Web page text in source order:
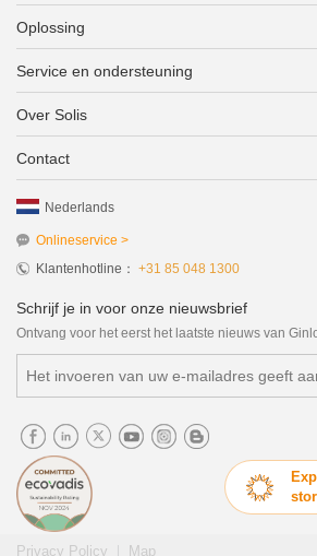
Oplossing
Service en ondersteuning
Over Solis
Contact
Nederlands
Onlineservice >
Klantenhotline： +31 85 048 1300
Schrijf je in voor onze nieuwsbrief
Ontvang voor het eerst het laatste nieuws van
Privacy Policy Map